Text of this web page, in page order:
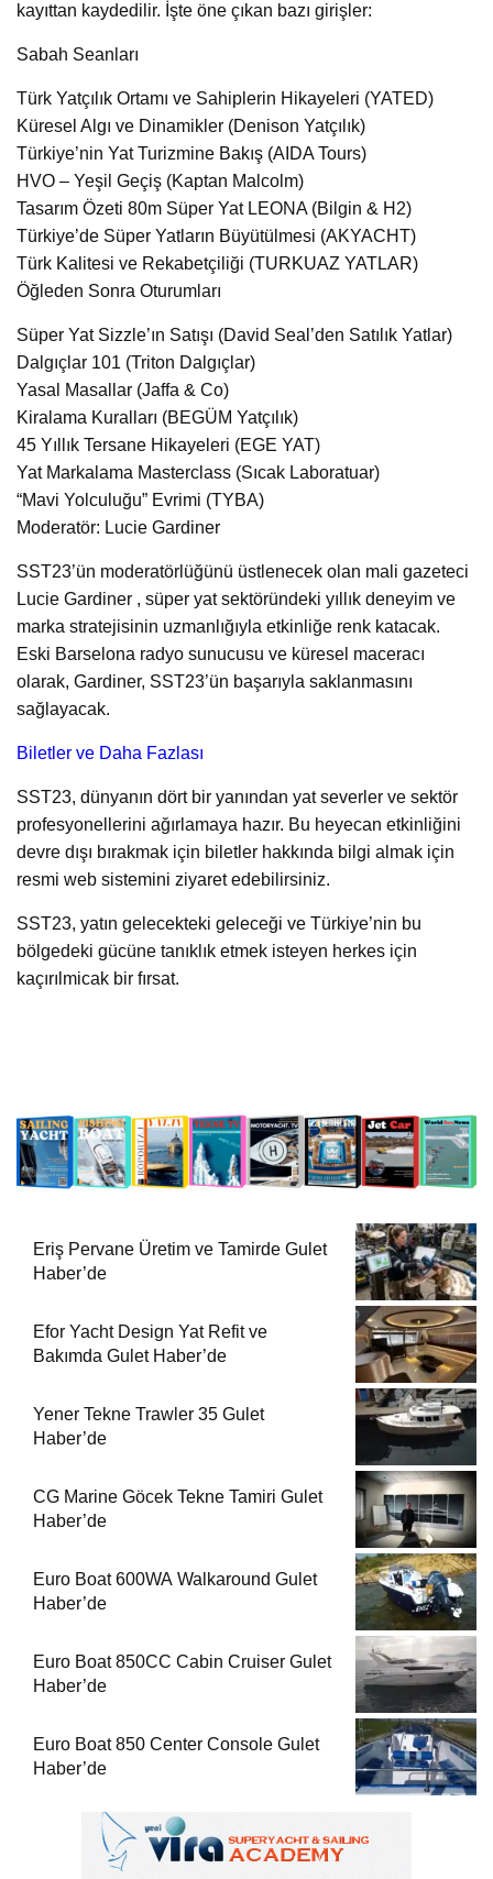
kayıttan kaydedilir. İşte öne çıkan bazı girişler:
Sabah Seanları
Türk Yatçılık Ortamı ve Sahiplerin Hikayeleri (YATED)
Küresel Algı ve Dinamikler (Denison Yatçılık)
Türkiye’nin Yat Turizmine Bakış (AIDA Tours)
HVO – Yeşil Geçiş (Kaptan Malcolm)
Tasarım Özeti 80m Süper Yat LEONA (Bilgin & H2)
Türkiye’de Süper Yatların Büyütülmesi (AKYACHT)
Türk Kalitesi ve Rekabetçiliği (TURKUAZ YATLAR)
Öğleden Sonra Oturumları
Süper Yat Sizzle’ın Satışı (David Seal’den Satılık Yatlar)
Dalgıçlar 101 (Triton Dalgıçlar)
Yasal Masallar (Jaffa & Co)
Kiralama Kuralları (BEGÜM Yatçılık)
45 Yıllık Tersane Hikayeleri (EGE YAT)
Yat Markalama Masterclass (Sıcak Laboratuar)
“Mavi Yolculuğu” Evrimi (TYBA)
Moderatör: Lucie Gardiner
SST23’ün moderatörlüğünü üstlenecek olan mali gazeteci
Lucie Gardiner , süper yat sektöründeki yıllık deneyim ve
marka stratejisinin uzmanlığıyla etkinliğe renk katacak.
Eski Barselona radyo sunucusu ve küresel maceracı
olarak, Gardiner, SST23’ün başarıyla saklanmasını
sağlayacak.
Biletler ve Daha Fazlası
SST23, dünyanın dört bir yanından yat severler ve sektör
profesyonellerini ağırlamaya hazır. Bu heyecan etkinliğini
devre dışı bırakmak için biletler hakkında bilgi almak için
resmi web sistemini ziyaret edebilirsiniz.
SST23, yatın gelecekteki geleceği ve Türkiye’nin bu
bölgedeki gücüne tanıklık etmek isteyen herkes için
kaçırılmicak bir fırsat.
Eriş Pervane Üretim ve Tamirde Gulet
Haber’de
Efor Yacht Design Yat Refit ve
Bakımda Gulet Haber’de
Yener Tekne Trawler 35 Gulet
Haber’de
CG Marine Göcek Tekne Tamiri Gulet
Haber’de
Euro Boat 600WA Walkaround Gulet
Haber’de
Euro Boat 850CC Cabin Cruiser Gulet
Haber’de
Euro Boat 850 Center Console Gulet
Haber’de